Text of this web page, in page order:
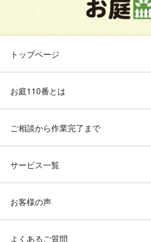
トップページ
お庭110番とは
ご相談から作業完了まで
サービス一覧
お客様の声
よくあるご質問